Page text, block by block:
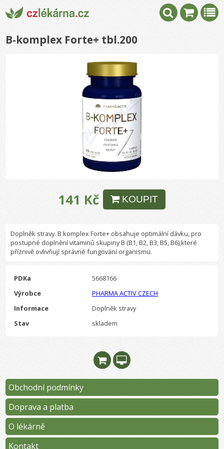
B-komplex Forte+ tbl.200
141 Kč KOUPIT
Doplněk stravy. B komplex Forte+ obsahuje optimální dávku, pro
postupné doplnění vitaminů skupiny B (B1, B2, B3, B5, B6),které
příznivě ovlivňují správné fungování organismu.
PDKa
5668166
Výrobce
PHARMA ACTIV CZECH
Informace
Doplněk stravy
Stav
skladem
Obchodní podmínky
Doprava a platba
O lékárně
Kontakt